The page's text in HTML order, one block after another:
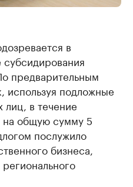
в
предварительным
подложные
лиц, в течение
на общую сумму 5
послужило
бизнеса,